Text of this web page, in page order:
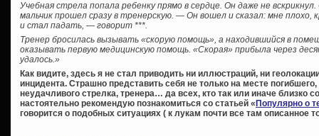
Учебная стрела попала ребенку прямо в сердце. Он даже не
мальчик прошел сразу в тренерскую. — Он вошел и сказал: мне плохо,
и стал падать, — говорит ***.
Тренер бросилась вызывать «скорую помощь», а находившийся в
оказывать первую медицинскую помощь. «Скорая» прибыла через
удалось.»
Как видите, здесь я не стал приводить ни иллюстраций, ни
инцидента. Страшно представить себя не только на месте
неудачливого стрелка, тренера… да всех, кто так или иначе близко
настоятельно рекомендую познакомиться со статьей « Популярно о
говорится о подобных ситуациях ( к лукам почти все там описанное